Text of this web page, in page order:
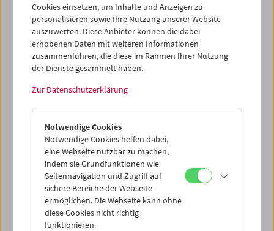
Collection on Screen: Lav Diaz – Teil 3
Cookies einsetzen, um Inhalte und Anzeigen zu
personalisieren sowie Ihre Nutzung unserer Website
auszuwerten. Diese Anbieter können die dabei
erhobenen Daten mit weiteren Informationen
zusammenführen, die diese im Rahmen Ihrer Nutzung
der Dienste gesammelt haben.
Zur Datenschutzerklärung
Notwendige Cookies
Notwendige Cookies helfen dabei,
eine Webseite nutzbar zu machen,
indem sie Grundfunktionen wie
Seitennavigation und Zugriff auf
sichere Bereiche der Webseite
ermöglichen. Die Webseite kann ohne
diese Cookies nicht richtig
funktionieren.